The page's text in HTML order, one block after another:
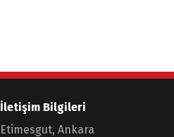
İletişim Bilgileri
Etimesgut, Ankara